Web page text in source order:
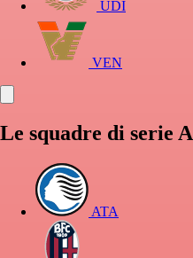
UDI
VEN
Le squadre di serie A
ATA